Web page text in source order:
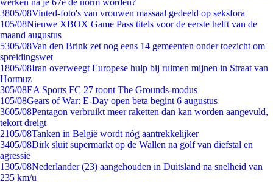
werken na je 67e de norm worden?
3805/08Vinted-foto's van vrouwen massaal gedeeld op seksfora
105/08Nieuwe XBOX Game Pass titels voor de eerste helft van de
maand augustus
5305/08Van den Brink zet nog eens 14 gemeenten onder toezicht om
spreidingswet
1805/08Iran overweegt Europese hulp bij ruimen mijnen in Straat van
Hormuz
305/08EA Sports FC 27 toont The Grounds-modus
105/08Gears of War: E-Day open beta begint 6 augustus
3605/08Pentagon verbruikt meer raketten dan kan worden aangevuld,
tekort dreigt
2105/08Tanken in België wordt nóg aantrekkelijker
3405/08Dirk sluit supermarkt op de Wallen na golf van diefstal en
agressie
1305/08Nederlander (23) aangehouden in Duitsland na snelheid van
235 km/u